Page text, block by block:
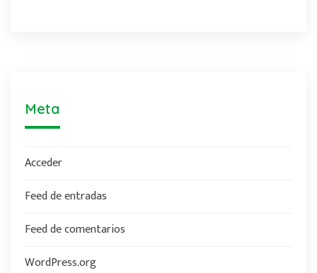
Meta
Acceder
Feed de entradas
Feed de comentarios
WordPress.org